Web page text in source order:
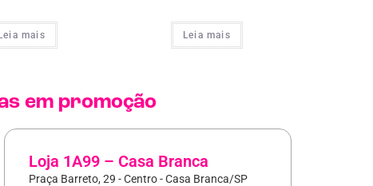
mais Leia mais
em promoção
Loja 1A99 – Casa Branca
Praça Barreto, 29 - Centro - Casa Branca/SP